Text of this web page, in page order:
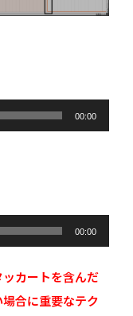
00:00
00:00
ッカートを含んだ
合に重要なテク